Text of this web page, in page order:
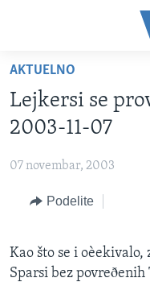
glavni
sadržaj
Idi
na
glavnu
NASLOVNA
RUBRIKE
BALKAN
GLOBALNE TEME
NAUKA I
OTVORENI STUDIO
IZ AMERIKE
AKTUELNO
Lejkersi se
2003-11-07
07 novembar, 2003
Podelite
Kao što se i
Sparsi bez